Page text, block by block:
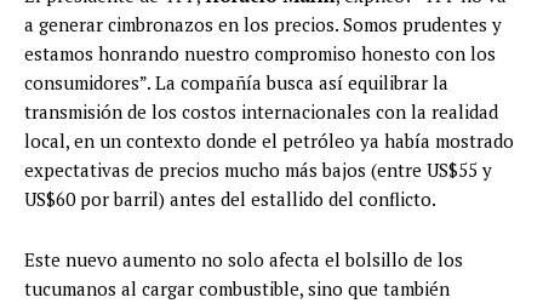
a generar cimbronazos en los precios. Somos prudentes y
estamos honrando nuestro compromiso honesto con los
consumidores”. La compañía busca así equilibrar la
transmisión de los costos internacionales con la realidad
local, en un contexto donde el petróleo ya había mostrado
expectativas de precios mucho más bajos (entre US$55 y
US$60 por barril) antes del estallido del conflicto.
Este nuevo aumento no solo afecta el bolsillo de los
tucumanos al cargar combustible, sino que también